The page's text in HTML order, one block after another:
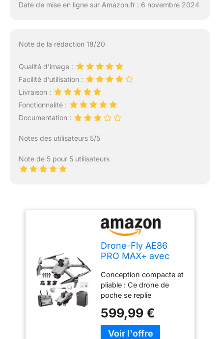
Date de mise en ligne sur Amazon.fr : 6 novembre 2024
Note de la rédaction 18/20
Qualité d’image :
Facilité d’utilisation :
Livraison :
Fonctionnalité :
Documentation :
Notes des utilisateurs 5/5
Note de 5 pour 5 utilisateurs
Drone-Fly AE86
PRO MAX+ avec
stabilisateur 3 axes,
90 minutes vol (2
batteries), 6Km
distance, pour
amateur et
professionnel
Conception compacte et
pliable : Ce drone de
poche se replie
transport aisé avec ses
dimensions de 20 cm x
9,5 cm une fois plié.
599,99 €